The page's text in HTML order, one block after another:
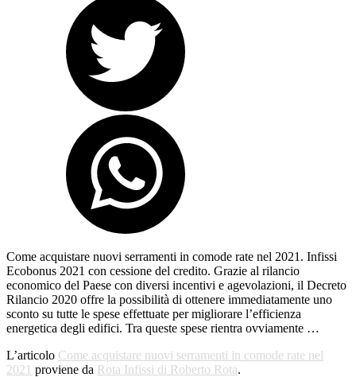
Come acquistare nuovi serramenti in comode rate nel 2021. Infissi
Ecobonus 2021 con cessione del credito. Grazie al rilancio
economico del Paese con diversi incentivi e agevolazioni, il Decreto
Rilancio 2020 offre la possibilità di ottenere immediatamente uno
sconto su tutte le spese effettuate per migliorare l’efficienza
energetica degli edifici. Tra queste spese rientra ovviamente …
L’articolo Come acquistare nuovi serramenti in comode rate nel
2021 proviene da Rota Infissi di Roberto Rota.